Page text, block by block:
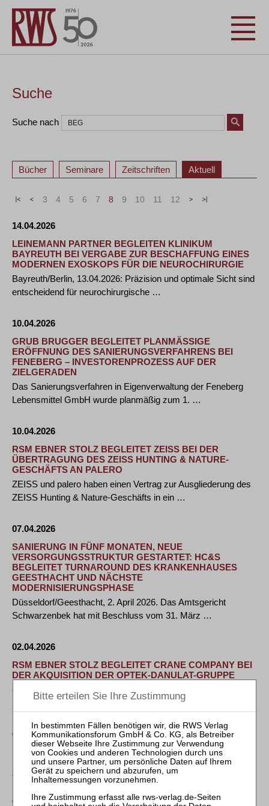
Suche
Suche nach
Bücher Seminare Zeitschriften Aktuell
« < 3 4 5 6 7 8 9 10 11 12 > »
14.04.2026
LEINEMANN PARTNER BEGLEITEN KLINIKUM
BAYREUTH BEI VERGABE ZUR BESCHAFFUNG EINES
MODERNEN EXOSKOPS FÜR DIE NEUROCHIRURGIE
Bayreuth/Berlin, 13.04.2026: Präzision und optimale Sicht sind
entscheidend für neurochirurgische …
10.04.2026
GRUB BRUGGER BEGLEITET PLANMÄSSIGE E
RÖFFNUNG DES SANIERUNGSVERFAHRENS BEI F
ENEBERG – INVESTORENPROZESS AUF DER Z
IELGERADEN
Das Sanierungsverfahren in Eigenverwaltung der Feneberg
Lebensmittel GmbH wurde planmäßig zum 1. …
10.04.2026
RSM EBNER STOLZ BEGLEITET ZEISS BEI DER
ÜBERTRAGUNG DES ZEISS HUNTING & NATURE-
GESCHÄFTS AN PALERO
ZEISS und palero haben einen Vertrag zur Ausgliederung des
ZEISS Hunting & Nature-Geschäfts in ein …
07.04.2026
SANIERUNG IN FÜNF MONATEN, NEUE
VERSORGUNGSSTRUKTUR GESTARTET: HC&S
BEGLEITET TURNAROUND DES KRANKENHAUSES
GEESTHACHT UND NÄCHSTE
MODERNISIERUNGSPHASE
Düsseldorf/Geesthacht, 2. April 2026. Das Amtsgericht
Schwarzenbek hat mit Beschluss vom 31. März …
02.04.2026
RSM EBNER STOLZ BEGLEITET CRANE COMPANY BEI
DER AKQUISITION DER OPTEK-DANULAT-GRUPPE
Crane Company ist ein börsennotierter US-amerikanischer
Industriekonzern, der hochentwickelte …
01.04.2026
RSM EBNER STOLZ BEGLEITET ERSTEN MEILENSTEIN
BEI DER RESTRUKTURIERUNG DES
AUTOMOBILZULIEFERERS WINNING BLW
Linamar Corporation übernimmt von der Winning BLW GmbH
die Produktionsstandorte Remscheid und …